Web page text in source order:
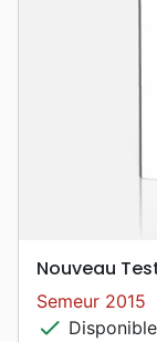
Nouveau
Semeur 2015
check Disponible